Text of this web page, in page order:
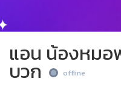
แอน น้องหมอ
บวก offline